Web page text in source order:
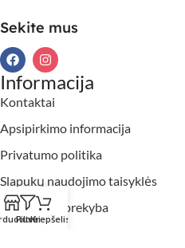
Sekite mus
Informacija
Kontaktai
Apsipirkimo informacija
Privatumo politika
Slapukų naudojimo taisyklės
Didmeninė prekyba
FiltraiKrepšelis